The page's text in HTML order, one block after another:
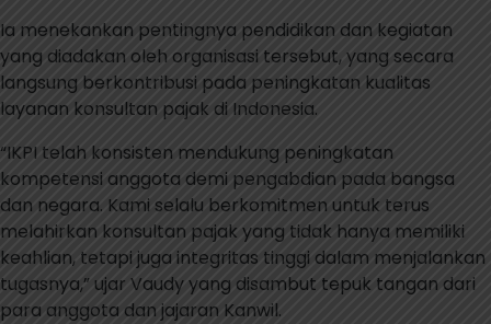
Ia menekankan pentingnya pendidikan dan kegiatan
yang diadakan oleh organisasi tersebut, yang secara
langsung berkontribusi pada peningkatan kualitas
layanan konsultan pajak di Indonesia.
“IKPI telah konsisten mendukung peningkatan
kompetensi anggota demi pengabdian pada bangsa
dan negara. Kami selalu berkomitmen untuk terus
melahirkan konsultan pajak yang tidak hanya memiliki
keahlian, tetapi juga integritas tinggi dalam menjalankan
tugasnya,” ujar Vaudy yang disambut tepuk tangan dari
para anggota dan jajaran Kanwil.